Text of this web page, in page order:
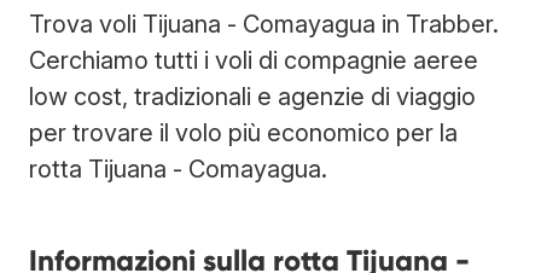
Trova voli Tijuana - Comayagua in Trabber.
Cerchiamo tutti i voli di compagnie aeree
low cost, tradizionali e agenzie di viaggio
per trovare il volo più economico per la
rotta Tijuana - Comayagua.
Informazioni sulla rotta Tijuana -